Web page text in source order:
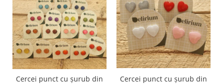
Cercei punct cu șurub din
Cercei punct cu șurub din